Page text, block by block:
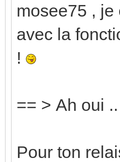
mosee75 ,
avec la
!
== > Ah oui
Pour ton